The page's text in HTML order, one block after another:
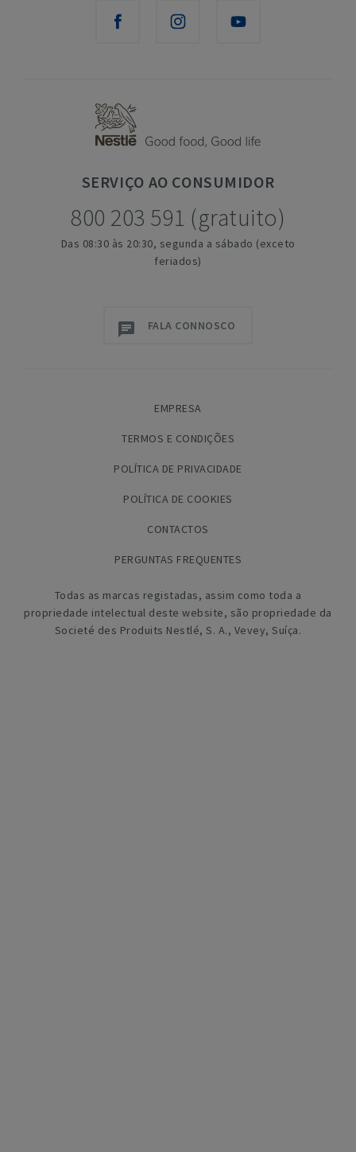
SERVIÇO AO CONSUMIDOR
800 203 591 (gratuito)
Das 08:30 às 20:30, segunda a sábado (exceto
feriados)
FALA CONNOSCO
EMPRESA
TERMOS E CONDIÇÕES
POLÍTICA DE PRIVACIDADE
POLÍTICA DE COOKIES
CONTACTOS
PERGUNTAS FREQUENTES
Todas as marcas registadas, assim como toda a
propriedade intelectual deste website, são propriedade da
Societé des Produits Nestlé, S. A., Vevey, Suíça.